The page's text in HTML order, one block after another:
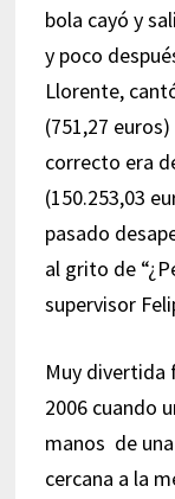
bola cayó y
y poco
Llorente,
(751,27
correcto era
(150.253,03
pasado
al grito de
supervisor
Muy divertida
2006 cuando
manos de
cercana a la